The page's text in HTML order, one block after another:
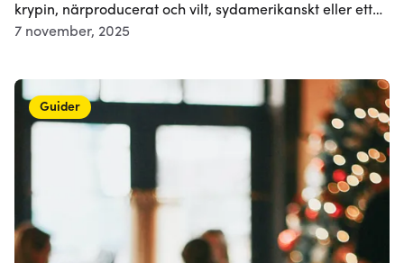
krypin, närproducerat och vilt, sydamerikanskt eller ett
av alla mysiga caféer. Utbudet är med andra ord stor
liftsystem men även tillgången till vandrings- och
cykelleder som lockar besökare även under vår, sommar
och höst. I det mysiga bycentret trängs restauranger och
barer med sport- och friluftsbutiker. Här är guiden till
Åres bästa restauranger i både by och backe.
7 november, 2025
Guider